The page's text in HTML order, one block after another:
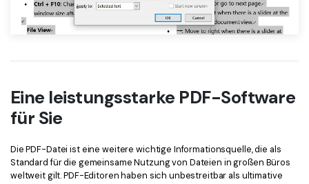
Eine leistungsstarke PDF-Software
für Sie
Die PDF-Datei ist eine weitere wichtige Informationsquelle, die als
Standard für die gemeinsame Nutzung von Dateien in großen Büros
weltweit gilt. PDF-Editoren haben sich unbestreitbar als ultimative